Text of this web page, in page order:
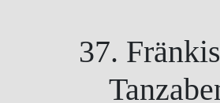
37.